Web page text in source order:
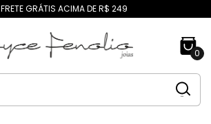
FRETE GRÁTIS ACIMA DE R$ 249
0